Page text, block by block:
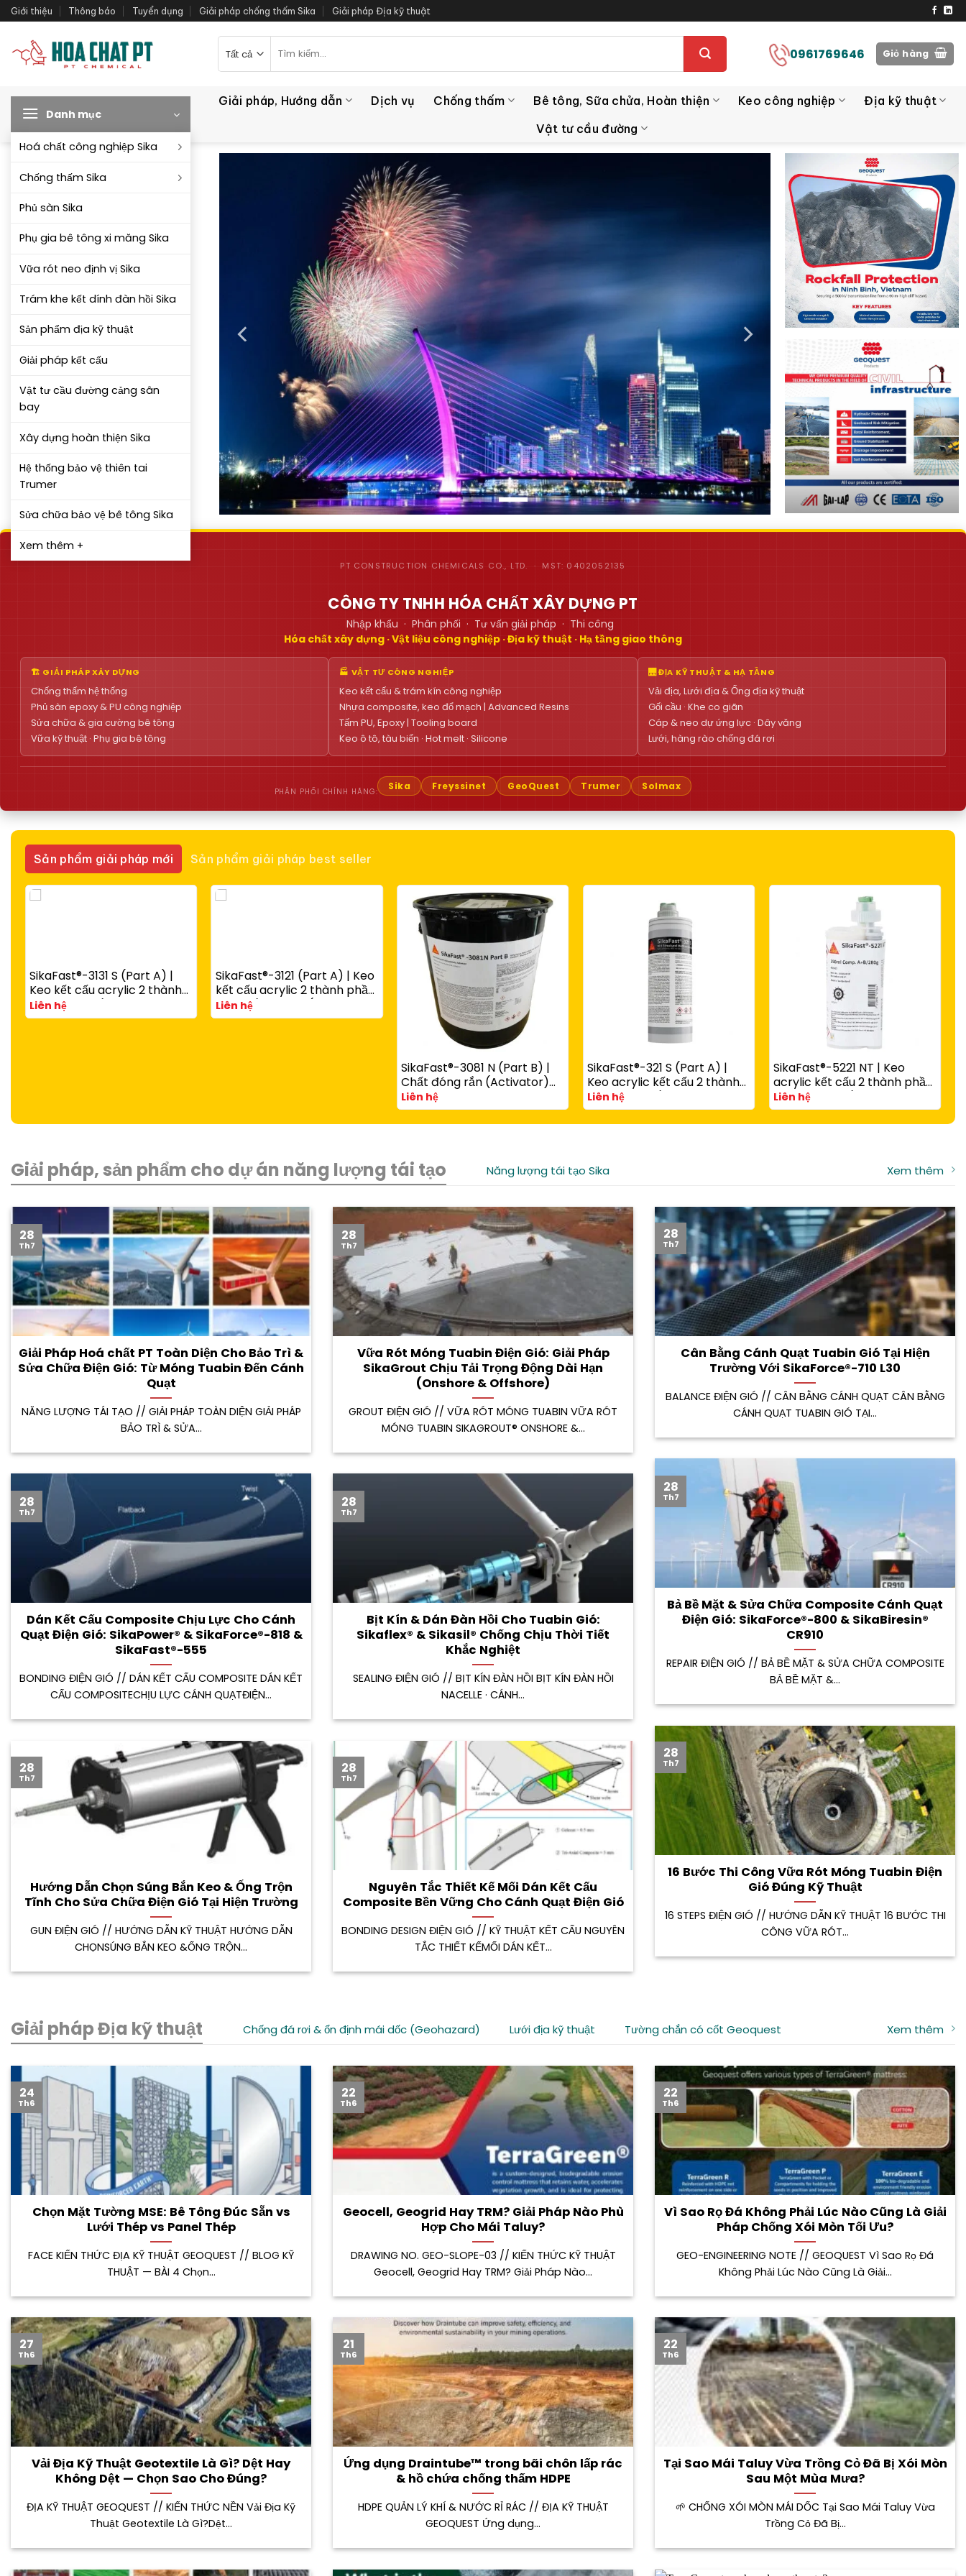
Bỏ
qua
dung
Giới thiệu Thông báo Tuyển dụng Giải pháp chống thấm Sika Giải pháp Địa kỹ thuật
kiếm:
0961769646 Giỏ hàng
Danh mục
Hoá chất công nghiệp Sika
Chống thấm Sika
Phủ sàn Sika
Phụ gia bê tông xi măng Sika
Vữa rót neo định vị Sika
Trám khe kết dính đàn hồi Sika
Sản phẩm địa kỹ thuật
Giải pháp kết cấu
Vật tư cầu đường cảng sân
bay
Xây dựng hoàn thiện Sika
Hệ thống bảo vệ thiên tai
Trumer
Sửa chữa bảo vệ bê tông Sika
Xem thêm +
Giải pháp, Hướng dẫn Dịch vụ Chống thấm Bê tông, Sữa chửa, Hoàn thiện Keo công nghiệp
Địa kỹ thuật
Vật tư cầu đường
PT CONSTRUCTION CHEMICALS CO., LTD. · MST: 0402052135
CÔNG TY TNHH HÓA CHẤT XÂY DỰNG PT
Nhập khẩu · Phân phối · Tư vấn giải pháp · Thi công
Hóa chất xây dựng · Vật liệu công nghiệp · Địa kỹ thuật · Hạ tầng giao thông
🏗 GIẢI PHÁP XÂY DỰNG
Chống thấm hệ thống
Phủ sàn epoxy & PU công nghiệp
Sửa chữa & gia cường bê tông
Vữa kỹ thuật · Phụ gia bê tông
🏭 VẬT TƯ CÔNG NGHIỆP
Keo kết cấu & trám kín công nghiệp
Nhựa composite, keo đổ mạch | Advanced Resins
Tấm PU, Epoxy | Tooling board
Keo ô tô, tàu biển · Hot melt · Silicone
🌉 ĐỊA KỸ THUẬT & HẠ TẦNG
Vải địa, Lưới địa & Ống địa kỹ thuật
Gối cầu · Khe co giãn
Cáp & neo dự ứng lực · Dây văng
Lưới, hàng rào chống đá rơi
PHÂN PHỐI CHÍNH HÃNG: Sika Freyssinet GeoQuest Trumer Solmax
Sản phẩm giải pháp mới Sản phẩm giải pháp best seller
SikaFast®-3131 S (Part A) |
Keo kết cấu acrylic 2 thành
phần đóng rắn nhanh dùng
với SikaFast®-3081 N (Part B)
Liên hệ
SikaFast®-3121 (Part A) | Keo
kết cấu acrylic 2 thành phần
đóng rắn nhanh (dùng với
SikaFast®-3081 N Part B)
Liên hệ
SikaFast®-3081 N (Part B) |
Chất đóng rắn (Activator)
cho keo acrylic kết cấu
SikaFast® 3100 Series
Liên hệ
SikaFast®-321 S (Part A) |
Keo acrylic kết cấu 2 thành
phần đóng rắn nhanh có hạt
chêm dùng với
SikaFast®-3081 N Part B
Liên hệ
SikaFast®-5221 NT | Keo
acrylic kết cấu 2 thành phần
A và B đóng rắn nhanh cho
composite, kim loại và nhựa
kỹ thuật
Liên hệ
Giải pháp, sản phẩm cho dự án năng lượng tái tạo Năng lượng tái tạo Sika Xem thêm
Giải Pháp Hoá chất PT Toàn Diện Cho Bảo Trì &
Sửa Chữa Điện Gió: Từ Móng Tuabin Đến Cánh
Quạt
NĂNG LƯỢNG TÁI TẠO // GIẢI PHÁP TOÀN DIỆN GIẢI PHÁP
BẢO TRÌ & SỬA...
28
Th7
Vữa Rót Móng Tuabin Điện Gió: Giải Pháp
SikaGrout Chịu Tải Trọng Động Dài Hạn
(Onshore & Offshore)
GROUT ĐIỆN GIÓ // VỮA RÓT MÓNG TUABIN VỮA RÓT
MÓNG TUABIN SIKAGROUT® ONSHORE &...
28
Th7
Cân Bằng Cánh Quạt Tuabin Gió Tại Hiện
Trường Với SikaForce®-710 L30
BALANCE ĐIỆN GIÓ // CÂN BẰNG CÁNH QUẠT CÂN BẰNG
CÁNH QUẠT TUABIN GIÓ TẠI...
28
Th7
Bả Bề Mặt & Sửa Chữa Composite Cánh Quạt
Điện Gió: SikaForce®-800 & SikaBiresin®
CR910
REPAIR ĐIỆN GIÓ // BẢ BỀ MẶT & SỬA CHỮA COMPOSITE
BẢ BỀ MẶT &...
28
Th7
Dán Kết Cấu Composite Chịu Lực Cho Cánh
Quạt Điện Gió: SikaPower® & SikaForce®-818 &
SikaFast®-555
BONDING ĐIỆN GIÓ // DÁN KẾT CẤU COMPOSITE DÁN KẾT
CẤU COMPOSITECHỊU LỰC CÁNH QUẠTĐIỆN...
28
Th7
Bịt Kín & Dán Đàn Hồi Cho Tuabin Gió:
Sikaflex® & Sikasil® Chống Chịu Thời Tiết
Khắc Nghiệt
SEALING ĐIỆN GIÓ // BỊT KÍN ĐÀN HỒI BỊT KÍN ĐÀN HỒI
NACELLE · CÁNH...
28
Th7
16 Bước Thi Công Vữa Rót Móng Tuabin Điện
Gió Đúng Kỹ Thuật
16 STEPS ĐIỆN GIÓ // HƯỚNG DẪN KỸ THUẬT 16 BƯỚC THI
CÔNG VỮA RÓT...
28
Th7
Hướng Dẫn Chọn Súng Bắn Keo & Ống Trộn
Tĩnh Cho Sửa Chữa Điện Gió Tại Hiện Trường
GUN ĐIỆN GIÓ // HƯỚNG DẪN KỸ THUẬT HƯỚNG DẪN
CHỌNSÚNG BẮN KEO &ỐNG TRỘN...
28
Th7
Nguyên Tắc Thiết Kế Mối Dán Kết Cấu
Composite Bền Vững Cho Cánh Quạt Điện Gió
BONDING DESIGN ĐIỆN GIÓ // KỸ THUẬT KẾT CẤU NGUYÊN
TẮC THIẾT KẾMỐI DÁN KẾT...
28
Th7
Giải pháp Địa kỹ thuật Chống đá rơi & ổn định mái dốc (Geohazard) Lưới địa kỹ thuật Tường chắn có cốt Geoquest Xem thêm
Chọn Mặt Tường MSE: Bê Tông Đúc Sẵn vs
Lưới Thép vs Panel Thép
FACE KIẾN THỨC ĐỊA KỸ THUẬT GEOQUEST // BLOG KỸ
THUẬT — BÀI 4 Chọn...
24
Th6
Geocell, Geogrid Hay TRM? Giải Pháp Nào Phù
Hợp Cho Mái Taluy?
DRAWING NO. GEO-SLOPE-03 // KIẾN THỨC KỸ THUẬT
Geocell, Geogrid Hay TRM? Giải Pháp Nào...
22
Th6
Vì Sao Rọ Đá Không Phải Lúc Nào Cũng Là Giải
Pháp Chống Xói Mòn Tối Ưu?
GEO-ENGINEERING NOTE // GEOQUEST Vì Sao Rọ Đá
Không Phải Lúc Nào Cũng Là Giải...
22
Th6
Vải Địa Kỹ Thuật Geotextile Là Gì? Dệt Hay
Không Dệt — Chọn Sao Cho Đúng?
ĐỊA KỸ THUẬT GEOQUEST // KIẾN THỨC NỀN Vải Địa Kỹ
Thuật Geotextile Là Gì?Dệt...
27
Th6
Ứng dụng Draintube™ trong bãi chôn lấp rác
& hồ chứa chống thấm HDPE
HDPE QUẢN LÝ KHÍ & NƯỚC RỈ RÁC // ĐỊA KỸ THUẬT
GEOQUEST Ứng dụng...
21
Th6
Tại Sao Mái Taluy Vừa Trồng Cỏ Đã Bị Xói Mòn
Sau Một Mùa Mưa?
🌱 CHỐNG XÓI MÒN MÁI DỐC Tại Sao Mái Taluy Vừa
Trồng Cỏ Đã Bị...
22
Th6